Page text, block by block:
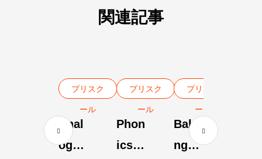
関連記事
プリスク
ール
Anal
og
プリスク
ール
Phon
ics
プリスク
ール
Baki
ng